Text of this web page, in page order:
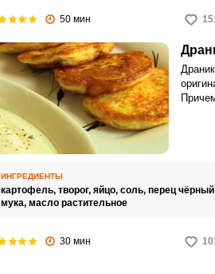
50 мин
ИНГРЕДИЕНТЫ
картофель, творог, яйцо, соль, перец
мука, масло растительное
30 мин